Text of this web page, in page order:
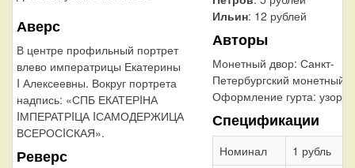
Аверс
В центре профильный портрет
влево императрицы Екатерины
I Алексеевны. Вокруг портрета
надпись: «СПБ ЕКАТЕРIНА
IМПЕРАТРIЦА IСАМОДЕРЖИЦА
ВСЕРОСIСКАЯ».
Реверс
Ильин: 12 рублей
Авторы
Монетный двор: Санкт-
Петербургский монетный
Оформление гурта:
Спецификации
Номинал
1 рубль